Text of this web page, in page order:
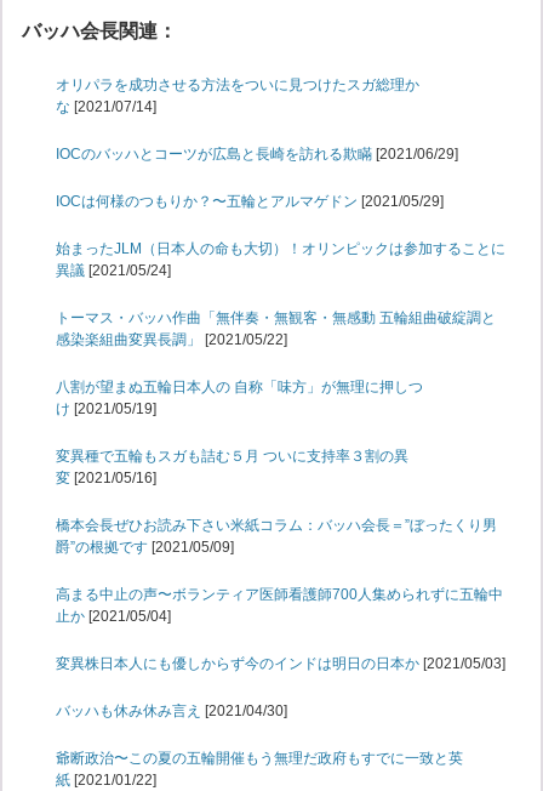
バッハ会長関連：
オリパラを成功させる方法をついに見つけたスガ総理か
な [2021/07/14]
IOCのバッハとコーツが広島と長崎を訪れる欺瞞 [2021/06/29]
IOCは何様のつもりか？〜五輪とアルマゲドン [2021/05/29]
始まったJLM（日本人の命も大切）！オリンピックは参加することに
異議 [2021/05/24]
トーマス・バッハ作曲「無伴奏・無観客・無感動 五輪組曲破綻調と
感染楽組曲変異長調」
[2021/05/22]
八割が望まぬ五輪日本人の 自称「味方」が無理に押しつ
け [2021/05/19]
変異種で五輪もスガも詰む５月 ついに支持率３割の異
変 [2021/05/16]
橋本会長ぜひお読み下さい米紙コラム：バッハ会長＝”ぼったくり男
爵”の根拠です [2021/05/09]
高まる中止の声〜ボランティア医師看護師700人集められずに五輪中
止か [2021/05/04]
変異株日本人にも優しからず今のインドは明日の日本か [2021/05/03]
バッハも休み休み言え [2021/04/30]
爺断政治〜この夏の五輪開催もう無理だ政府もすでに一致と英
紙 [2021/01/22]